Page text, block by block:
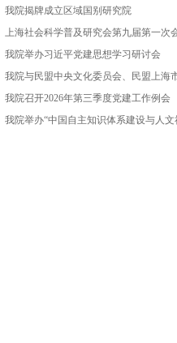
我院揭牌成立区域国别研究院
上海社会科学普及研究会第九届第一次
我院举办习近平党建思想学习研讨会
我院与民盟中央文化委员会、民盟上海
我院召开2026年第三季度党建工作例会
我院举办“中国自主知识体系建设与人